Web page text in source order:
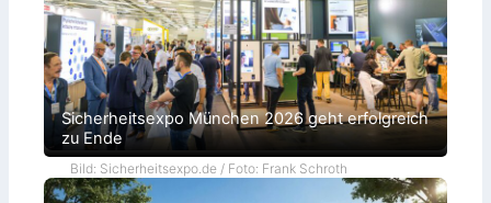
Sicherheitsexpo München 2026 geht erfolgreich
zu Ende
Bild: Sicherheitsexpo.de / Foto: Frank Schroth